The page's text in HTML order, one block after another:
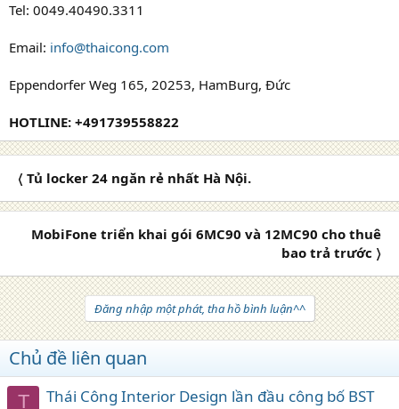
Tel: 0049.40490.3311
Email: info@thaicong.com
Eppendorfer Weg 165, 20253, HamBurg, Đức
HOTLINE: +491739558822
〈 Tủ locker 24 ngăn rẻ nhất Hà Nội.
MobiFone triển khai gói 6MC90 và 12MC90 cho thuê
bao trả trước 〉
Đăng nhập một phát, tha hồ bình luận^^
Chủ đề liên quan
T
Thái Công Interior Design lần đầu công bố BST